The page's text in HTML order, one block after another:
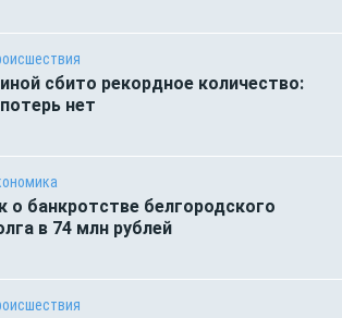
сбито рекордное количество:
нет
о банкротстве белгородского
в 74 млн рублей